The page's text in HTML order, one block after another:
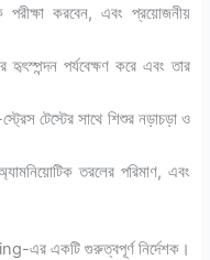
পরীক্ষা করবেন, এবং প্রয়োজনীয়
হৃৎস্পন্দন পর্যবেক্ষণ করে এবং তার
টেস্টের সাথে শিশুর নড়াচড়া ও
তরলের পরিমাণ, এবং
এর একটি গুরুত্বপূর্ণ নির্দেশক।